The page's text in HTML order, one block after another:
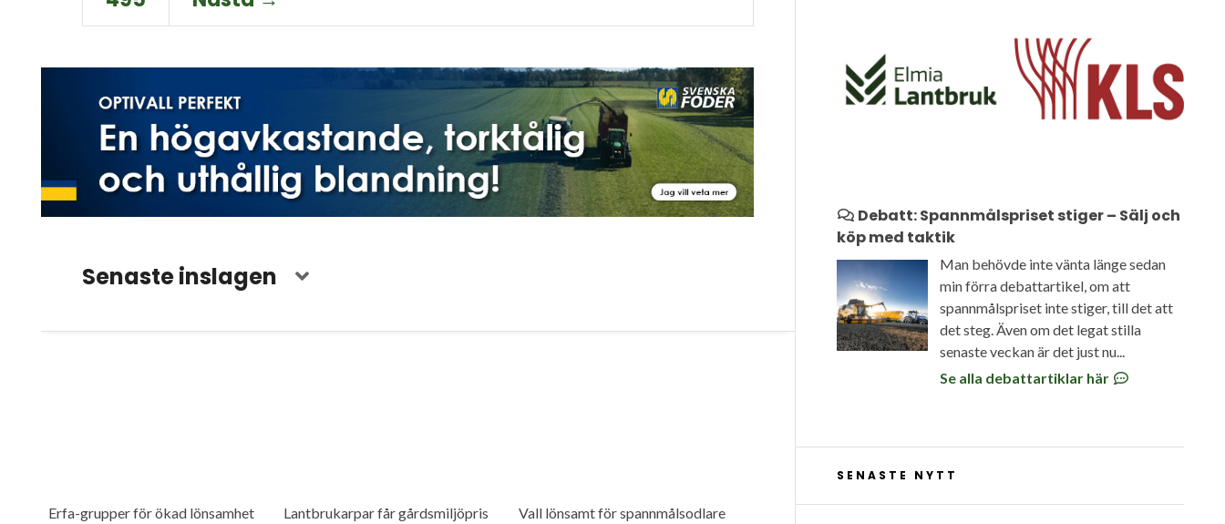
Senaste inslagen
Erfa-grupper för ökad lönsamhet Lantbrukarpar får gårdsmiljöpris Vall lönsamt för spannmålsodlare
Debatt: Spannmålspriset stiger – Sälj och
köp med taktik
Man behövde inte vänta länge sedan
min förra debattartikel, om att
spannmålspriset inte stiger, till det att
det steg. Även om det legat stilla
senaste veckan är det just nu...
Se alla debattartiklar här
SENASTE NYTT